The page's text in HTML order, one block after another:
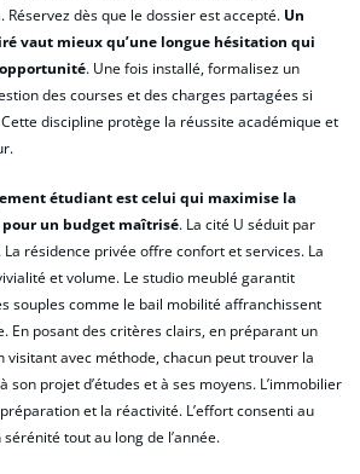
dès que le dossier est accepté. Un
vaut mieux qu’une longue hésitation qui
. Une fois installé, formalisez un
des courses et des charges partagées si
discipline protège la réussite académique et
étudiant est celui qui maximise la
un budget maîtrisé. La cité U séduit par
résidence privée offre confort et services. La
et volume. Le studio meublé garantit
souples comme le bail mobilité affranchissent
En posant des critères clairs, en préparant un
visitant avec méthode, chacun peut trouver la
son projet d’études et à ses moyens. L’immobilier
et la réactivité. L’effort consenti au
tout au long de l’année.